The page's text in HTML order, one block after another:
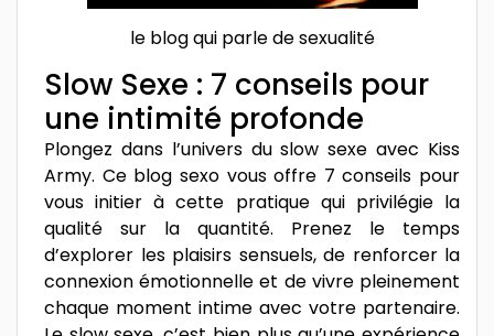
le blog qui parle de sexualité
Slow Sexe : 7 conseils pour
une intimité profonde
Plongez dans l’univers du slow sexe avec Kiss
Army. Ce blog sexo vous offre 7 conseils pour
vous initier à cette pratique qui privilégie la
qualité sur la quantité. Prenez le temps
d’explorer les plaisirs sensuels, de renforcer la
connexion émotionnelle et de vivre pleinement
chaque moment intime avec votre partenaire.